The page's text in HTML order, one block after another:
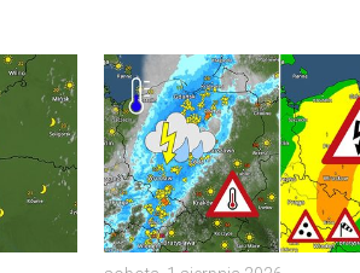
sierpnia 2026Groźna i męcząca aura. . .
Ulewy, wichury, grad, trąba